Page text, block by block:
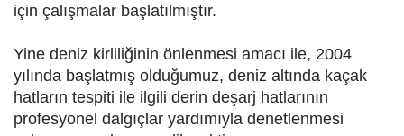
için çalışmalar başlatılmıştır.
Yine deniz kirliliğinin önlenmesi amacı ile, 2004
yılında başlatmış olduğumuz, deniz altında kaçak
hatların tespiti ile ilgili derin deşarj hatlarının
profesyonel dalgıçlar yardımıyla denetlenmesi